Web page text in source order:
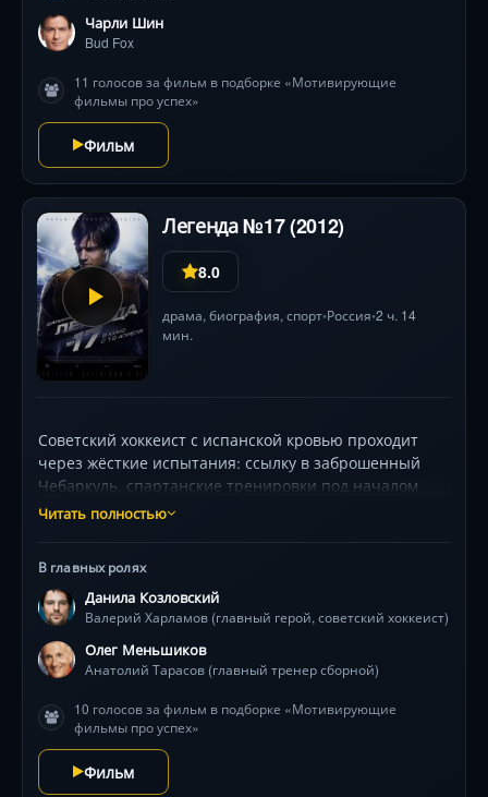
Чарли Шин
Bud Fox
11 голосов за фильм в подборке «Мотивирующие
фильмы про успех»
Фильм
Легенда №17 (2012)
8.0
драма, биография, спорт•Россия•2 ч. 14
мин.
Советский хоккеист с испанской кровью проходит
через жёсткие испытания: ссылку в заброшенный
Чебаркуль, спартанские тренировки под началом
харизматичного наставника и борьбу с партийными
поддержка любви творят невозможное. Фильм
поражает динамичными баталиями на льду (снятыми
с использованием 10 камер и GoPro),
метафоричными сценами испанской корриды и
мощным дуэтом звёзд — актёра, вжившегося в роль
экрана в образе гениального тренера. История
триумфа, где каждый удар клюшки по льду звучит как
вызов судьбе.
Читать полностью
В главных ролях
Данила Козловский
Валерий Харламов (главный герой, советский хоккеист)
Олег Меньшиков
Анатолий Тарасов (главный тренер сборной)
10 голосов за фильм в подборке «Мотивирующие
фильмы про успех»
Фильм